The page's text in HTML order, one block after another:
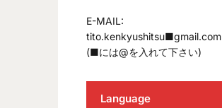
E-MAIL:
tito.kenkyushitsu■gmail.com
(■には@を入れて下さい)
Language